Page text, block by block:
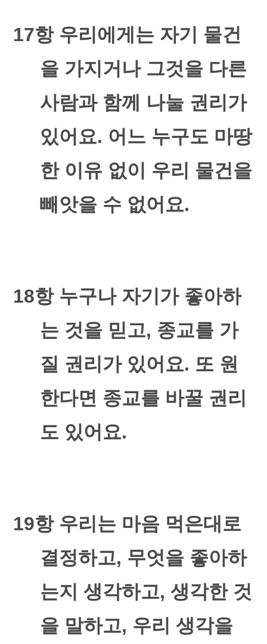
17항 우리에게는 자기 물건
을 가지거나 그것을 다른
사람과 함께 나눌 권리가
있어요. 어느 누구도 마땅
한 이유 없이 우리 물건을
빼앗을 수 없어요.
18항 누구나 자기가 좋아하
는 것을 믿고, 종교를 가
질 권리가 있어요. 또 원
한다면 종교를 바꿀 권리
도 있어요.
19항 우리는 마음 먹은대로
결정하고, 무엇을 좋아하
는지 생각하고, 생각한 것
을 말하고, 우리 생각을